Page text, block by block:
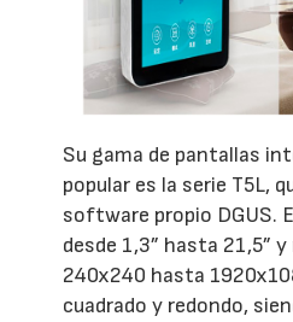
Su gama de pantallas
popular es la serie T5L,
software propio DGUS.
desde 1,3” hasta 21,5”
240x240 hasta
cuadrado y redondo,